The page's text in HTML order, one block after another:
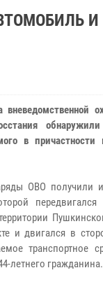
в
ОВО получили
и двигался в
транспортное
летнего гражданина.